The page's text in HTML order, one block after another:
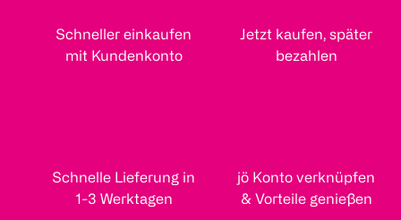
Schneller einkaufen
mit Kundenkonto
Jetzt kaufen, später
bezahlen
Schnelle Lieferung in
1-3 Werktagen
jö Konto verknüpfen
& Vorteile genießen